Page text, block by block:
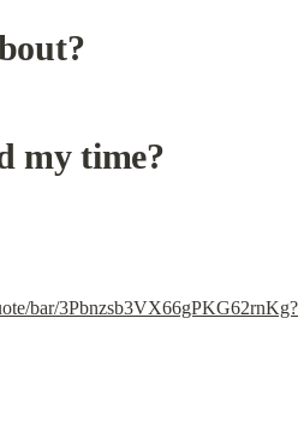
my time?
bar/3Pbnzsb3VX66gPKG62rnKg?